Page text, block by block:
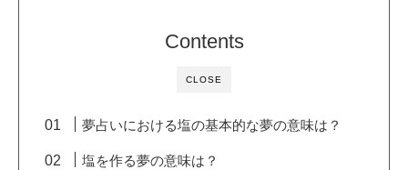
CLOSE
Contents
夢占いにおける塩の基本的な夢の意味は？
塩を作る夢の意味は？